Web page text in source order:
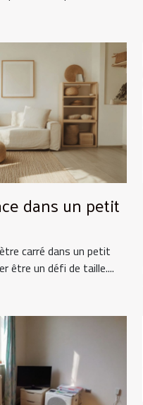
dans un petit
carré dans un petit
être un défi de taille....